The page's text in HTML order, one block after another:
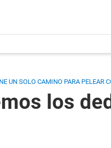
UN SOLO CAMINO PARA PELEAR
los